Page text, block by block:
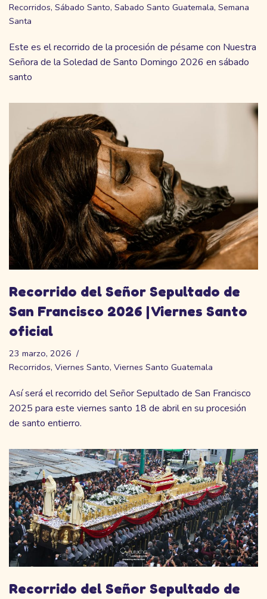
Recorridos, Sábado Santo, Sabado Santo Guatemala, Semana
Santa
Este es el recorrido de la procesión de pésame con Nuestra
Señora de la Soledad de Santo Domingo 2026 en sábado
santo
Recorrido del Señor Sepultado de
San Francisco 2026 | Viernes Santo
oficial
23 marzo, 2026
Recorridos, Viernes Santo, Viernes Santo Guatemala
Así será el recorrido del Señor Sepultado de San Francisco
2025 para este viernes santo 18 de abril en su procesión
de santo entierro.
Recorrido del Señor Sepultado de